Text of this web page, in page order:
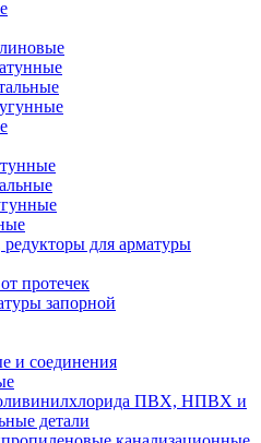
для арматуры
протечек
запорной
и соединения
ПВХ, НПВХ и
детали